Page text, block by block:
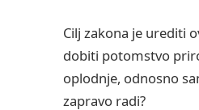
Cilj zakona je urediti
dobiti potomstvo
oplodnje, odnosno
zapravo radi?